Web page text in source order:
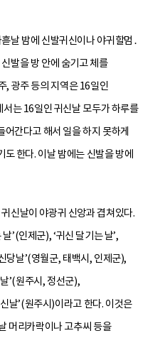
날 밤에 신발귀신이나 야귀할멈․
발을 방 안에 숨기고 체를
, 광주 등의 지역은 16일인
는 16일인 귀신날 모두가 하루를
간다고 해서 일을 하지 못하게
한다. 이날 밤에는 신발을 방에
신날이 야광귀 신앙과 겹쳐있다.
’(인제군), ‘귀신 달기는 날’,
당날’(영월군, 태백시, 인제군),
’(원주시, 정선군),
날’(원주시)이라고 한다. 이것은
머리카락이나 고추씨 등을